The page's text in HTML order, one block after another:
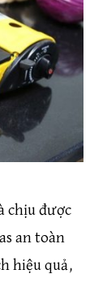
chịu được
an toàn
hiệu quả,